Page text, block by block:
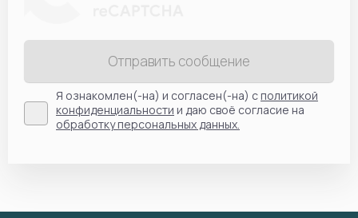
Отправить сообщение
Я ознакомлен(-на) и согласен(-на) сполитикой
конфиденциальности и даю своё согласие на
обработку персональных данных.